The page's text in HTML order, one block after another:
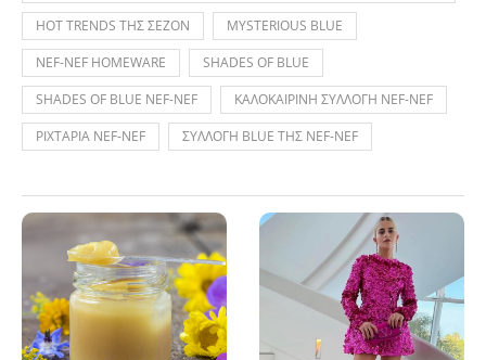
HOT TRENDS ΤΗΣ ΣΕΖΟΝ
MYSTERIOUS BLUE
NEF-NEF HOMEWARE
SHADES OF BLUE
SHADES OF BLUE NEF-NEF
ΚΑΛΟΚΑΙΡΙΝΗ ΣΥΛΛΟΓΗ NEF-NEF
ΡΙΧΤΑΡΙΑ NEF-NEF
ΣΥΛΛΟΓΗ BLUE ΤΗΣ NEF-NEF